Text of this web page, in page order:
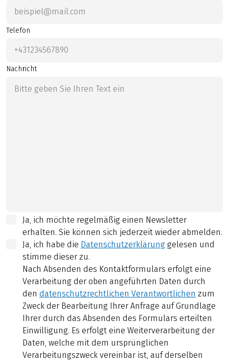
Telefon
Nachricht
Ja, ich möchte regelmäßig einen Newsletter
erhalten. Sie können sich jederzeit wieder abmelden.
Ja, ich habe die Datenschutzerklärung gelesen und
stimme dieser zu.
Nach Absenden des Kontaktformulars erfolgt eine
Verarbeitung der oben angeführten Daten durch
den datenschutzrechtlichen Verantwortlichen zum
Zweck der Bearbeitung Ihrer Anfrage auf Grundlage
Ihrer durch das Absenden des Formulars erteilten
Einwilligung. Es erfolgt eine Weiterverarbeitung der
Daten, welche mit dem ursprünglichen
Verarbeitungszweck vereinbar ist, auf derselben